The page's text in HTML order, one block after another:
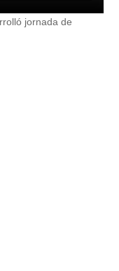
jornada de